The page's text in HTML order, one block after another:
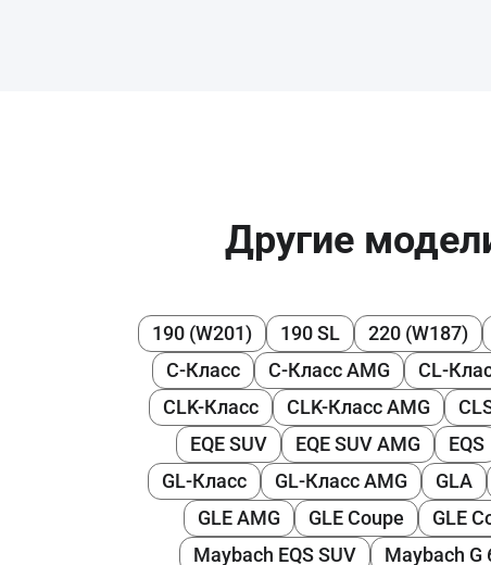
Другие
190 (W201) 190 SL 220 (W187)
C-Класс
C-Класс AMG CL-
CLK-Класс
CLK-Класс AMG
EQE SUV
EQE SUV AMG EQS
GL-Класс
GL-Класс AMG GLA
GLE AMG
GLE Coupe GLE
Maybach EQS SUV
Maybach G